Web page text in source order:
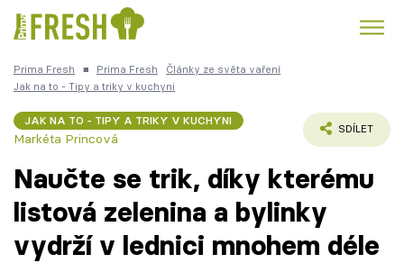
Trendy: Kuře Polévky k večeři
Česká kuchyně Čokoláda
Témata
Prima Fresh ■ Prima Fresh
Články ze světa vaření
Jak na to - Tipy a triky v kuchyni
JAK NA TO - TIPY A TRIKY V KUCHYNI
Markéta Princová
SDÍLET
Naučte se trik, díky kterému
listová zelenina a bylinky
vydrží v lednici mnohem déle